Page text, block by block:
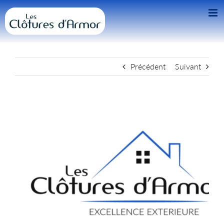
Passer
au
contenu
Précédent Suivant